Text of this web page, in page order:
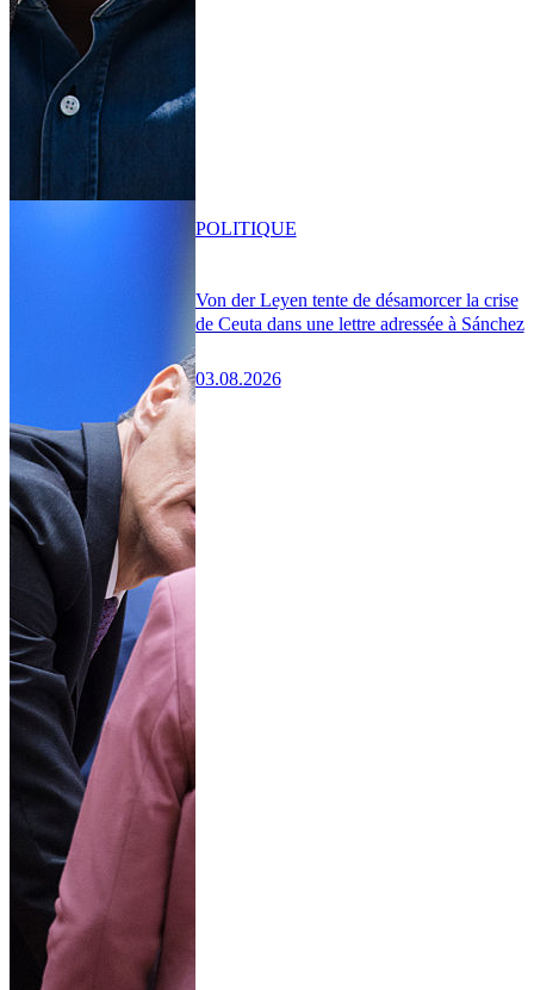
Von der Leyen tente de désamorcer la crise
de Ceuta dans une lettre adressée à Sánchez
03.08.2026
POLITIQUE